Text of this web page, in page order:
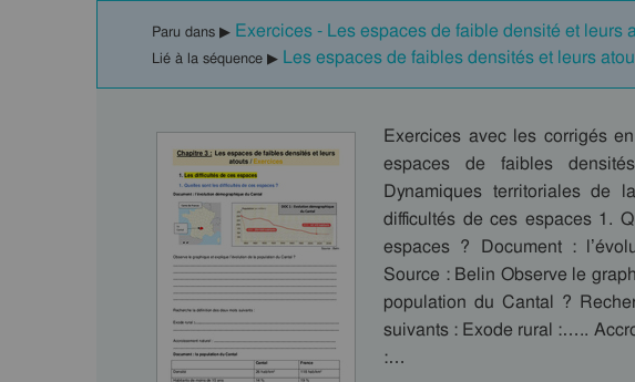
Paru dans ▶ Exercices - Les espaces de faible densité et leurs
Lié à la séquence ▶ Les espaces de faibles densités et leurs
Exercices avec les corrigés
espaces de faibles
Dynamiques territoriales de
difficultés de ces espaces 1.
espaces ? Document :
Source : Belin Observe le
population du Cantal ?
suivants : Exode rural :…..
:…